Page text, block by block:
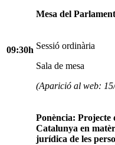
09:30h
Mesa del Parlament
Sessió ordinària
Sala de mesa
(Aparició al web:
Ponència: Projecte
Catalunya en
jurídica de les